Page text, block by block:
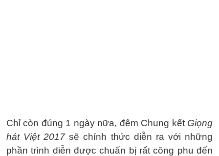
Chỉ còn đúng 1 ngày nữa, đêm Chung kết Giọng
hát Việt 2017 sẽ chính thức diễn ra với những
phần trình diễn được chuẩn bị rất công phu đến